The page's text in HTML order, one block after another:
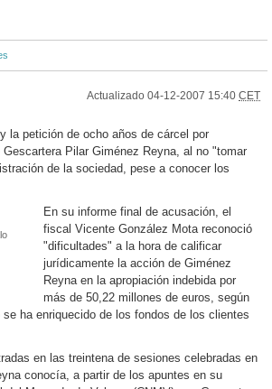
Actualizado 04-12-2007 15:40 CET
la petición de ocho años de cárcel por
Pilar Giménez Reyna, al no "tomar
de la sociedad, pese a conocer los
En su informe final de acusación, el
fiscal Vicente González Mota reconoció
"dificultades" a la hora de calificar
jurídicamente la acción de Giménez
Reyna en la apropiación indebida por
más de 50,22 millones de euros, según
ha enriquecido de los fondos de los clientes
en las treintena de sesiones celebradas en
conocía, a partir de los apuntes en su